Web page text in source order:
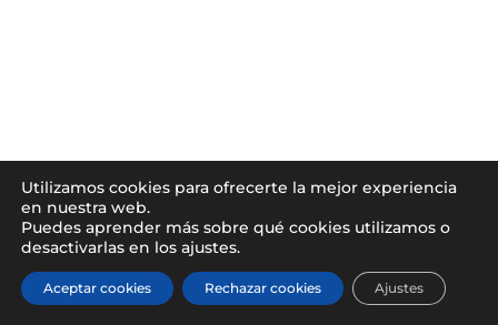
Utilizamos cookies para ofrecerte la mejor experiencia
en nuestra web.
Puedes aprender más sobre qué cookies utilizamos o
desactivarlas en los ajustes.
Aceptar cookies Rechazar cookies Ajustes